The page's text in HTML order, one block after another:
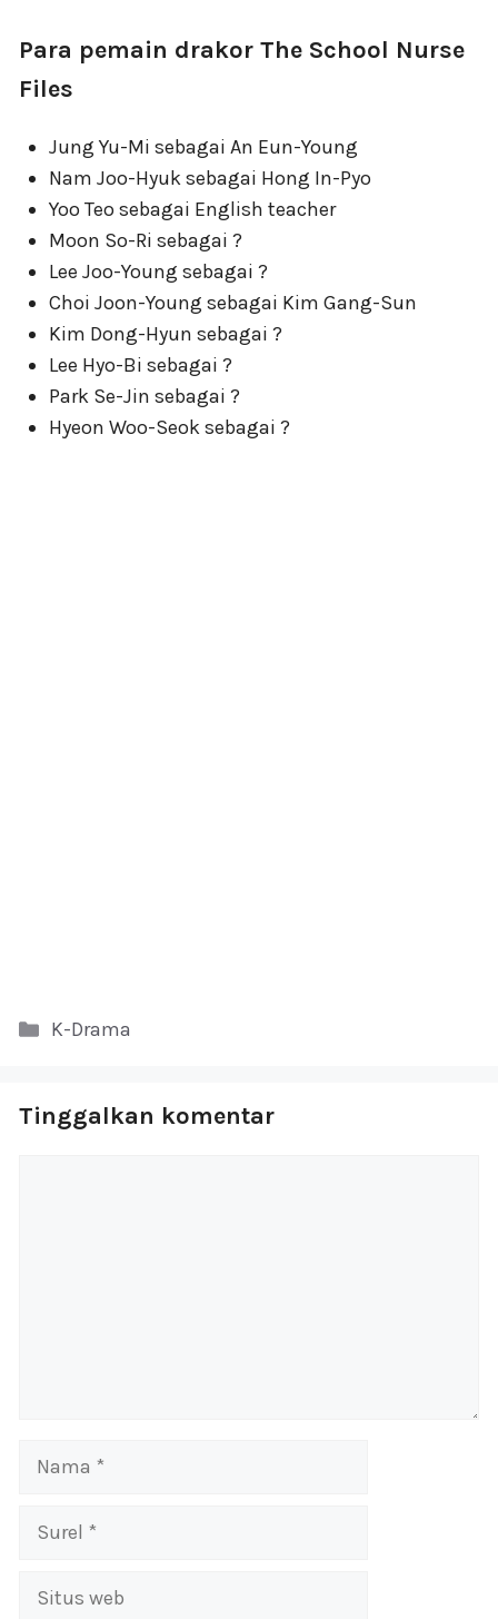
Para pemain drakor The School Nurse
Files
Jung Yu-Mi sebagai An Eun-Young
Nam Joo-Hyuk sebagai Hong In-Pyo
Yoo Teo sebagai English teacher
Moon So-Ri sebagai ?
Lee Joo-Young sebagai ?
Choi Joon-Young sebagai Kim Gang-Sun
Kim Dong-Hyun sebagai ?
Lee Hyo-Bi sebagai ?
Park Se-Jin sebagai ?
Hyeon Woo-Seok sebagai ?
Kategori
K-Drama
Tinggalkan komentar
Nama
Surel
Situs